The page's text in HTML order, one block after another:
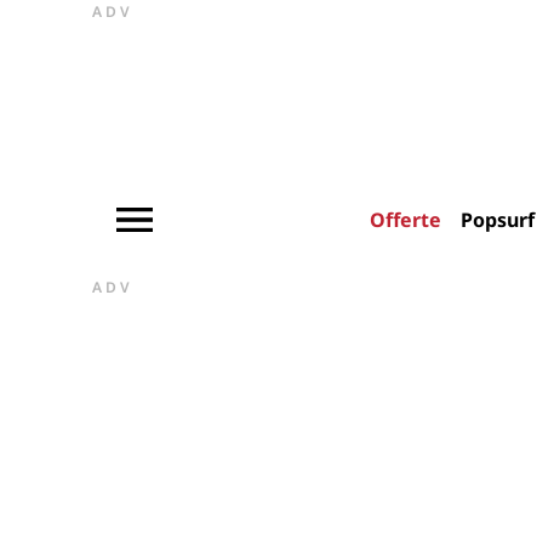
ADV
Offerte Popsurf
ADV